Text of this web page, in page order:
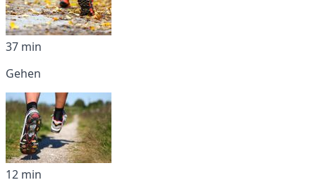
37 min
Gehen
12 min